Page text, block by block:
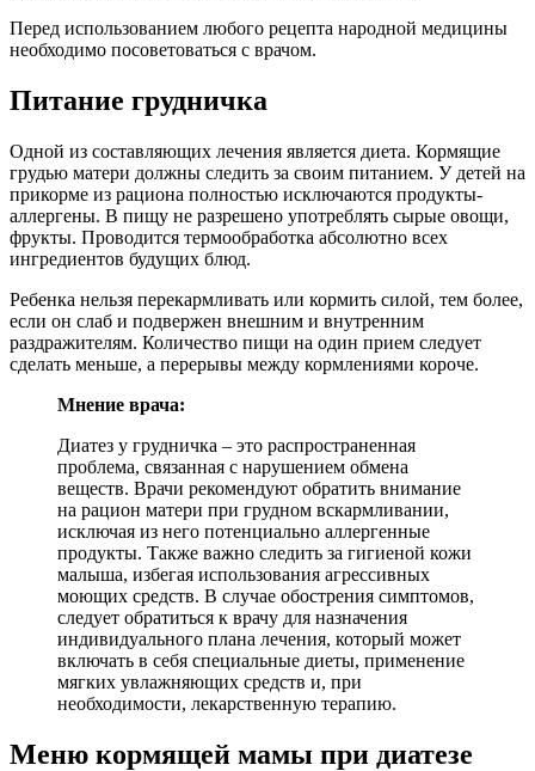
Перед использованием любого рецепта народной медицины
необходимо посоветоваться с врачом.
Питание грудничка
Одной из составляющих лечения является диета. Кормящие
грудью матери должны следить за своим питанием. У детей на
прикорме из рациона полностью исключаются продукты-
аллергены. В пищу не разрешено употреблять сырые овощи,
фрукты. Проводится термообработка абсолютно всех
ингредиентов будущих блюд.
Ребенка нельзя перекармливать или кормить силой, тем более,
если он слаб и подвержен внешним и внутренним
раздражителям. Количество пищи на один прием следует
сделать меньше, а перерывы между кормлениями короче.
Мнение врача:
Диатез у грудничка – это распространенная
проблема, связанная с нарушением обмена
веществ. Врачи рекомендуют обратить внимание
на рацион матери при грудном вскармливании,
исключая из него потенциально аллергенные
продукты. Также важно следить за гигиеной кожи
малыша, избегая использования агрессивных
моющих средств. В случае обострения симптомов,
следует обратиться к врачу для назначения
индивидуального плана лечения, который может
включать в себя специальные диеты, применение
мягких увлажняющих средств и, при
необходимости, лекарственную терапию.
Меню кормящей мамы при диатезе